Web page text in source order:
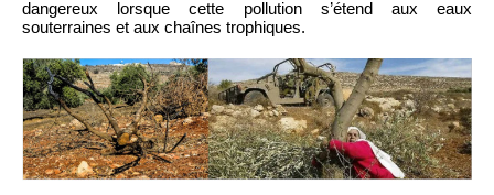
dangereux lorsque cette pollution s’étend aux eaux
souterraines et aux chaînes trophiques.